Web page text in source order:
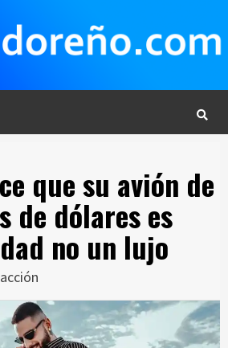
que su avión de
de dólares es
no un lujo